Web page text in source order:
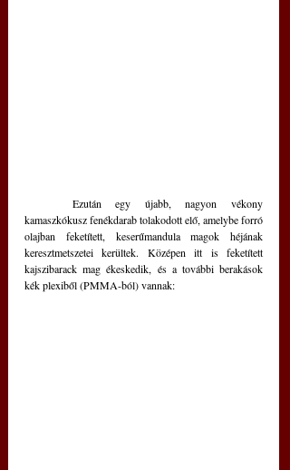
kamaszkókusz fenékdarab tolakodott elő, amelybe forró
olajban feketített, keserűmandula magok héjának
keresztmetszetei kerültek. Középen itt is feketített
kajszibarack mag ékeskedik, és a további berakások
kék plexiből (PMMA-ból) vannak: